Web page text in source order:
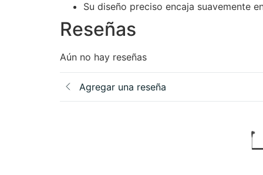
Su diseño preciso encaja suavemente
Reseñas
Aún no hay reseñas
Agregar una reseña